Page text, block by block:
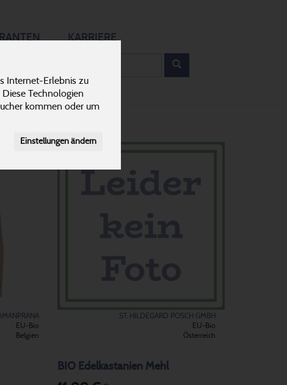
Internet-Erlebnis zu
Technologien
kommen oder um
Einstellungen ändern
KARRIERE
EU-Bio
Belgien
ST. HILDEGARD POSCH GMBH
EU-Bio
Österreich
BIO Edelkastanien Mehl